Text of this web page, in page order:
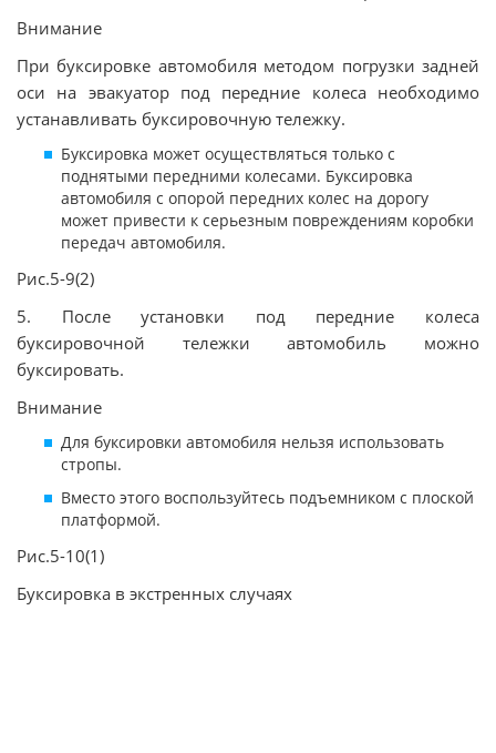
Внимание
При буксировке автомобиля методом погрузки задней
оси на эвакуатор под передние колеса необходимо
устанавливать буксировочную тележку.
Буксировка может осуществляться только с
поднятыми передними колесами. Буксировка
автомобиля с опорой передних колес на дорогу
может привести к серьезным повреждениям коробки
передач автомобиля.
Рис.5-9(2)
5. После установки под передние колеса
буксировочной тележки автомобиль можно
буксировать.
Внимание
Для буксировки автомобиля нельзя использовать
стропы.
Вместо этого воспользуйтесь подъемником с плоской
платформой.
Рис.5-10(1)
Буксировка в экстренных случаях